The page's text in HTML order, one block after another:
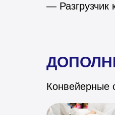
Конвейерные
— Разгрузчик